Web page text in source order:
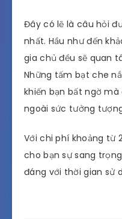
Đây có lẽ là câu hỏi
nhất. Hầu như đến
gia chủ đều sẽ quan
Những tấm bạt che
khiến bạn bất ngờ
ngoài sức tưởng
Với chi phí khoảng từ
cho bạn sự sang
đáng với thời gian sử